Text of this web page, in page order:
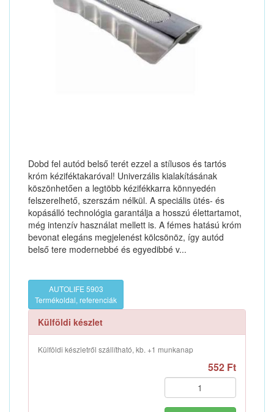
Dobd fel autód belső terét ezzel a stílusos és tartós
króm kéziféktakaróval! Univerzális kialakításának
köszönhetően a legtöbb kézifékkarra könnyedén
felszerelhető, szerszám nélkül. A speciális ütés- és
kopásálló technológia garantálja a hosszú élettartamot,
még intenzív használat mellett is. A fémes hatású króm
bevonat elegáns megjelenést kölcsönöz, így autód
belső tere modernebbé és egyedibbé v...
AUTOLIFE 5903
Termékoldal, referenciák
Külföldi készlet
Külföldi készletről szállítható, kb. +1 munkanap
552 Ft